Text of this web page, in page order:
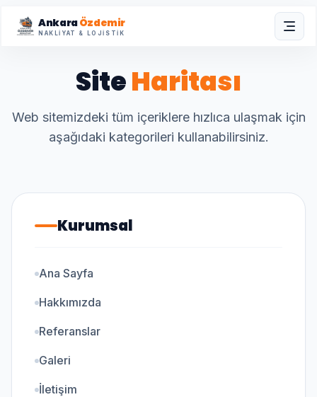
AnkaraÖzdemir
SiteHaritası
Web sitemizdeki tüm içeriklere hızlıca ulaşmak için
aşağıdaki kategorileri kullanabilirsiniz.
Kurumsal
Ana Sayfa
Hakkımızda
Referanslar
Galeri
İletişim